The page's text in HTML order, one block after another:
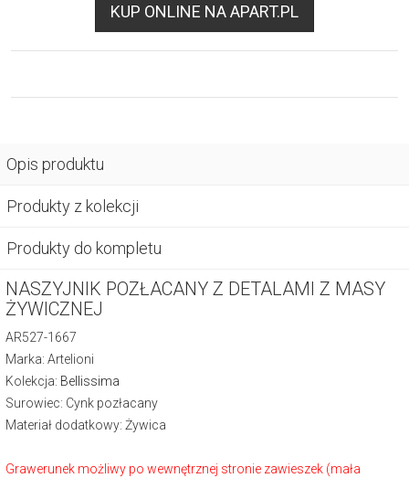
KUP ONLINE NA APART.PL
Opis produktu
Produkty z kolekcji
Produkty do kompletu
NASZYJNIK POZŁACANY Z DETALAMI Z MASY
ŻYWICZNEJ
AR527-1667
Marka: Artelioni
Kolekcja: Bellissima
Surowiec: Cynk pozłacany
Materiał dodatkowy: Żywica
Grawerunek możliwy po wewnętrznej stronie zawieszek (mała